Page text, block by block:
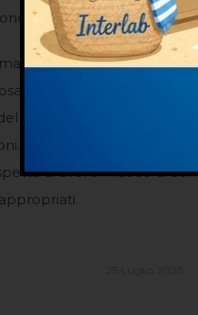
virale dolorosa
eruzione cutanea rossa
fuoco di Sant’Antonio si
La vaccinazione contro
di avere il fuoco di